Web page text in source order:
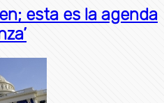
esta es la agenda